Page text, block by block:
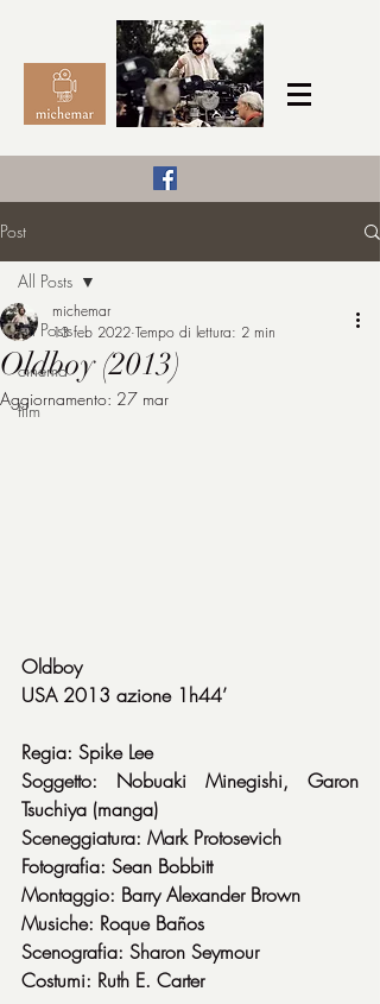
michemar
Post
All Posts
cinema
film
All Posts
Oldboy (2013)
michemar
13 feb 2022 Tempo di lettura: 2 min
Aggiornamento: 27 mar
Oldboy
USA 2013 azione 1h44’
Regia: Spike Lee
Soggetto: Nobuaki Minegishi, Garon
Tsuchiya (manga)
Sceneggiatura: Mark Protosevich
Fotografia: Sean Bobbitt
Montaggio: Barry Alexander Brown
Musiche: Roque Baños
Scenografia: Sharon Seymour
Costumi: Ruth E. Carter